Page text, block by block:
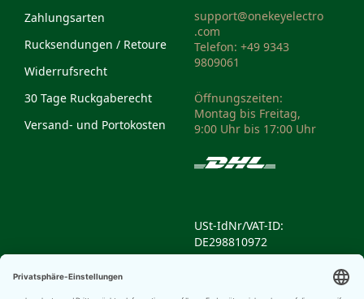
Zahlungsarten
Rucksendungen / Retoure
Widerrufsrecht
30 Tage Ruckgaberecht
Versand- und Portokosten
support@onekeyelectro
.com
Telefon: +49 9343
9809061
Öffnungszeiten:
Montag bis Freitag,
9:00 Uhr bis 17:00 Uhr
USt-IdNr/VAT-ID:
DE298810972
Weee-Reg.-Nr/Weee